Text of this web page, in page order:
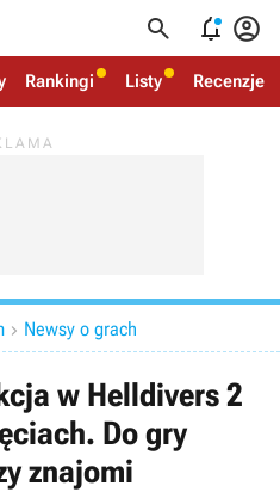
  
Rankingi Listy Recenzje
 Newsy o grach
w Helldivers 2
Do gry
znajomi